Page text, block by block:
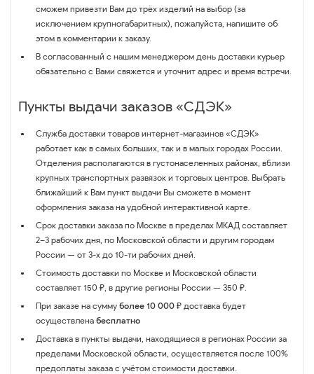
сможем привезти Вам до трёх изделий на выбор (за
исключением крупногабаритных), пожалуйста, напишите об
этом в комментарии к заказу.
В согласованный с нашим менеджером день доставки курьер
обязательно с Вами свяжется и уточнит адрес и время встречи.
Пункты выдачи заказов «СДЭК»
Служба доставки товаров интернет-магазинов «СДЭК»
работает как в самых больших, так и в малых городах России.
Отделения располагаются в густонаселенных районах, вблизи
крупных транспортных развязок и торговых центров. Выбрать
ближайший к Вам пункт выдачи Вы сможете в момент
оформления заказа на удобной интерактивной карте.
Срок доставки заказа по Москве в пределах МКАД составляет
2–3 рабочих дня, по Московской области и другим городам
России — от 3-х до 10-ти рабочих дней.
Стоимость доставки по Москве и Московской области
составляет 150 ₽, в другие регионы России — 350 ₽.
При заказе на сумму более 10 000 ₽ доставка будет
осуществлена бесплатно
Доставка в пункты выдачи, находящиеся в регионах России за
пределами Московской области, осуществляется после 100%
предоплаты заказа с учётом стоимости доставки.